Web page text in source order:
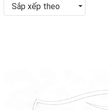
Sắp xếp theo